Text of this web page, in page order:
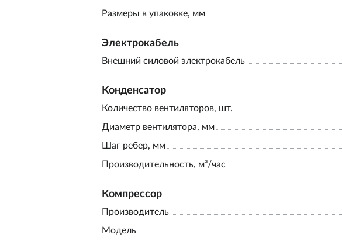
Размеры в упаковке, мм
Электрокабель
Внешний силовой электрокабель
Конденсатор
Количество вентиляторов, шт.
Диаметр вентилятора, мм
Шаг ребер, мм
Производительность, м³/час
Компрессор
Производитель
Модель